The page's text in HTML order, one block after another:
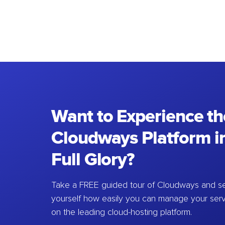
Want to Experience
Cloudways Platform
Full Glory?
Take a FREE guided tour of Cloudways and
yourself how easily you can manage your
on the leading cloud-hosting platform.